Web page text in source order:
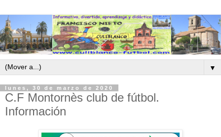
▼
lunes, 30 de marzo de 2020
C.F Montornès club de fútbol.
Información